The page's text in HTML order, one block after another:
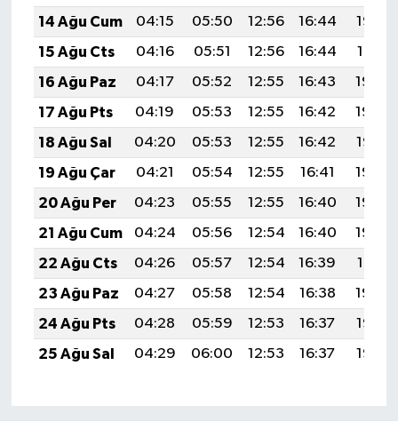
14 Ağu Cum
04:15 05:50 12:56 16:44
19:52
15 Ağu Cts
04:16 05:51 12:56 16:44
19:51
16 Ağu Paz
04:17 05:52 12:55 16:43
19:49
17 Ağu Pts
04:19 05:53 12:55 16:42
19:48
18 Ağu Sal
04:20 05:53 12:55 16:42
19:47
19 Ağu Çar
04:21 05:54 12:55 16:41
19:45
20 Ağu Per
04:23 05:55 12:55 16:40
19:44
21 Ağu Cum
04:24 05:56 12:54 16:40
19:42
22 Ağu Cts
04:26 05:57 12:54 16:39
19:41
23 Ağu Paz
04:27 05:58 12:54 16:38
19:39
24 Ağu Pts
04:28 05:59 12:53 16:37
19:38
25 Ağu Sal
04:29 06:00 12:53 16:37 19:36